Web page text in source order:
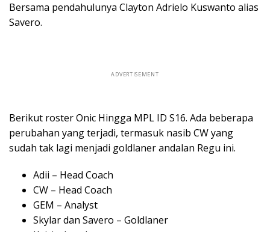
Bersama pendahulunya Clayton Adrielo Kuswanto alias
Savero.
ADVERTISEMENT
Berikut roster Onic Hingga MPL ID S16. Ada beberapa
perubahan yang terjadi, termasuk nasib CW yang
sudah tak lagi menjadi goldlaner andalan Regu ini.
Adii – Head Coach
CW – Head Coach
GEM – Analyst
Skylar dan Savero – Goldlaner